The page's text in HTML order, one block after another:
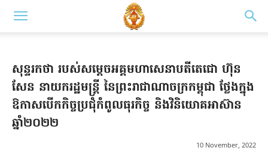
សុន្ទរកថា របស់សម្តេចអគ្គមហាសេនាបតីតេជោ ហ៊ុន
សែន នាយករដ្ឋមន្ត្រី នៃព្រះរាជាណាចក្រកម្ពុជា ថ្លែងក្នុង
ឱកាសបើកកិច្ចប្រជុំកំពូលធុរកិច្ច និងវិនិយោគអាស៊ាន
ឆ្នាំ២០២២
10 November, 2022